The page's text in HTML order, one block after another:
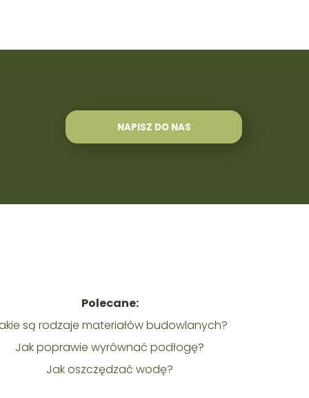
NAPISZ DO NAS
Polecane:
są rodzaje materiałów budowlanych?
Jak poprawie wyrównać podłogę?
Jak oszczędzać wodę?